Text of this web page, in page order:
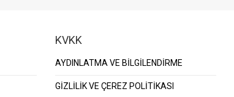
KVKK
AYDINLATMA VE BİLGİLENDİRME
GİZLİLİK VE ÇEREZ POLİTİKASI